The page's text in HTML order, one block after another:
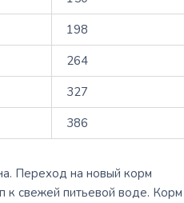
198
264
327
386
Переход на новый корм
к свежей питьевой воде. Корм